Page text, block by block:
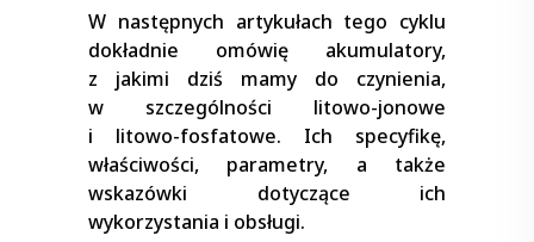
W następnych artykułach tego cyklu
dokładnie omówię akumulatory,
z jakimi dziś mamy do czynienia,
w szczególności litowo-jonowe
i litowo-fosfatowe. Ich specyfikę,
właściwości, parametry, a także
wskazówki dotyczące ich
wykorzystania i obsługi.